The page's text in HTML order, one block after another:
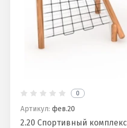
0
Артикул: фев.20
2.20 Спортивный комплекс